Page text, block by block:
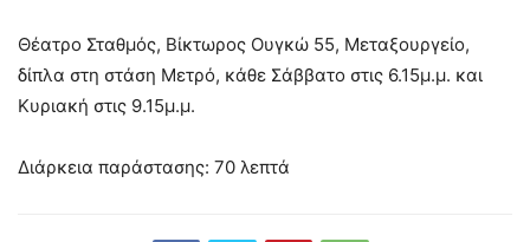
Θέατρο Σταθμός, Βίκτωρος Ουγκώ 55, Μεταξουργείο,
δίπλα στη στάση Μετρό, κάθε Σάββατο στις 6.15μ.μ. και
Κυριακή στις 9.15μ.μ.
Διάρκεια παράστασης: 70 λεπτά